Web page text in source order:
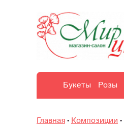
Букеты Розы
Главная Композиции